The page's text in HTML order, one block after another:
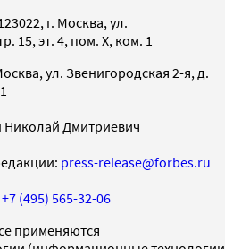
г. Москва, ул.
15, эт. 4, пом. X, ком. 1
ул. Звенигородская 2-я, д.
Николай Дмитриевич
press-release@forbes.ru
+7 (495) 565-32-06
применяются